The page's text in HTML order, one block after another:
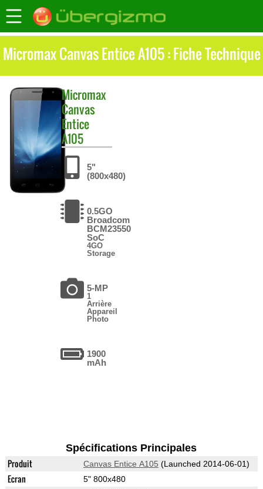
Micromax Canvas Entice A105 : Fiche Technique
Micromax
Canvas
Entice
A105
5"
(800x480)
0.5GO
Broadcom
BCM23550
SoC
4GO
Storage
5-MP
1
Arrière
Appareil
Photo
1900
mAh
Spécifications Principales
Produit Canvas Entice A105 (Launched 2014-06-01)
Ecran 5" 800x480